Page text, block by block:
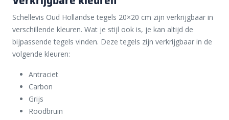
Schellevis Oud Hollandse tegels 20×20 cm zijn verkrijgbaar in
verschillende kleuren. Wat je stijl ook is, je kan altijd de
bijpassende tegels vinden. Deze tegels zijn verkrijgbaar in de
volgende kleuren:
Antraciet
Carbon
Grijs
Roodbruin